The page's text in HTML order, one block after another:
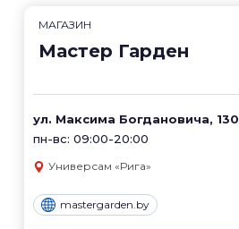
МАГАЗИН
Мастер Гарден
ул. Максима Богдановича, 130
пн-вс: 09:00-20:00
Универсам «Рига»
mastergarden.by